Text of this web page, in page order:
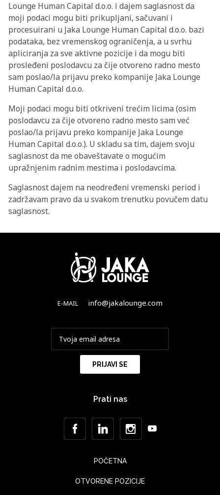
Lounge Human Capital d.o.o. i dajem saglasnost da
moji podaci mogu biti prikupljani, sačuvani i
procesuirani u Jaka Lounge Human Capital d.o.o. bazi
podataka, bez vremenskog ograničenja, a u svrhu
apliciranja za sve aktivne pozicije i da mogu biti
prosleđeni poslodavcu za čije otvoreno radno mesto
sam poslao/la prijavu preko kompanije Jaka Lounge
Human Capital d.o.o.
Moji podaci mogu biti otkriveni trećim licima (osim
poslodavcu za čije otvoreno radno mesto sam već
poslao/la prijavu preko kompanije Jaka Lounge
Human Capital d.o.o.). U skladu sa tim, dajem svoju
saglasnost da me obaveštavate o mogućim
upražnjenim radnim mestima i poslodavcima.
Saglasnost dajem na neodređeni vremenski period i
zadržavam pravo da u svakom trenutku povučem datu
saglasnost.
E-MAIL info@jakalounge.com
Prati nas
POČETNA
OTVORENE POZICIJE